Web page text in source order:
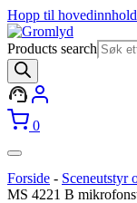
Hopp til hovedinnhold
Products search
0
Forside - Sceneutstyr
MS 4221 B